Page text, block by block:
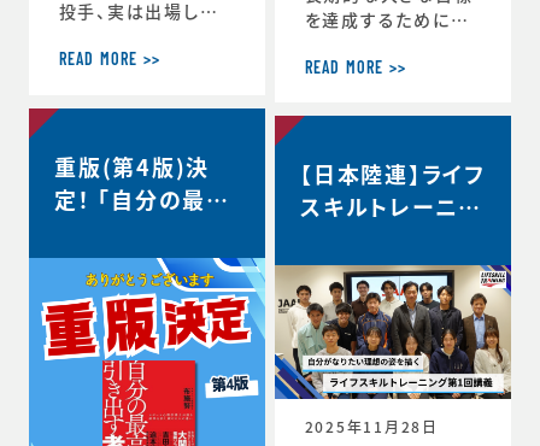
投手、実は出場した
ーで、たくさんの印象
ていました。時事通信
け、大関選手のコメン
トの「真意」をスポー
ツ心理学の視点から、
た内容がこちらの記
事にまとめられてい
ます。大関選手の布施
の1年間の取組みの
中身が見えてくると
思います。ぜひリンク
からご覧ください。・
READ MORE >>
を達成するためにCS
がらその時々の適切
との重要性を話して
バランスを理解するこ
とのメリットはそれだ
けにとどまりません。
ビジネスにおいても
瞬時に判断が求めら
れるような状況が
度々起こりますが、 C
S バランスを意識し
てその時できる最高
のことにチャレンジす
READ MORE >>
重版(第4版)決
定！ 「自分の最高
方」
【日本陸連】ライフ
スキルトレーニン
ンタビュー＜自分
がなりたい理想の
姿を描く＞
2025年11月28日